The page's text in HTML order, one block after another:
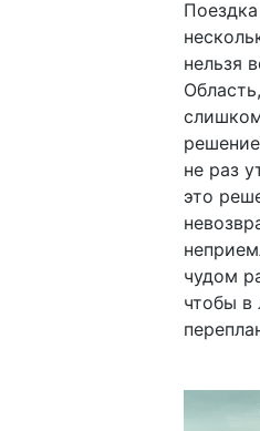
нельзя
не раз
это
чудом
чтобы в